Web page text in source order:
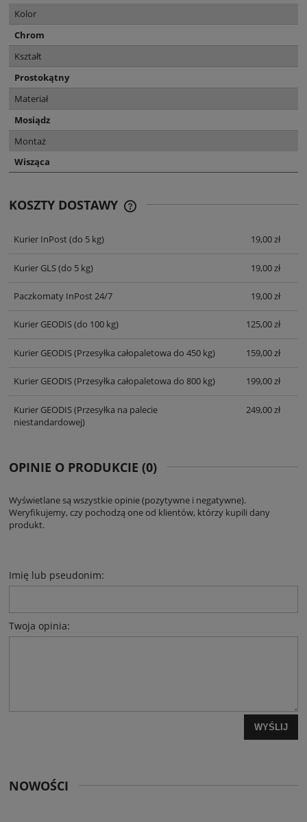
Kolor
Chrom
Kształt
Prostokątny
Materiał
Mosiądz
Montaż
Wisząca
KOSZTY DOSTAWY
Kurier InPost(do 5 kg) 19,00 zł
Kurier GLS(do 5 kg) 19,00 zł
Paczkomaty InPost 24/7 19,00 zł
Kurier GEODIS(do 100 kg) 125,00 zł
Kurier GEODIS(Przesyłka całopaletowa do 450 kg) 159,00 zł
Kurier GEODIS(Przesyłka całopaletowa do 800 kg) 199,00 zł
Kurier GEODIS(Przesyłka na palecie
niestandardowej)
249,00 zł
OPINIE O PRODUKCIE (0)
Wyświetlane są wszystkie opinie (pozytywne i negatywne).
Weryfikujemy, czy pochodzą one od klientów, którzy kupili dany
produkt.
Imię lub pseudonim:
Twoja opinia:
WYŚLIJ
NOWOŚCI